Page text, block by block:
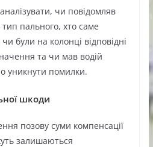
чи повідомляв
пального, хто саме
були на колонці відповідні
та чи мав водій
уникнути помилки.
шкоди
позову суми компенсації
залишаються